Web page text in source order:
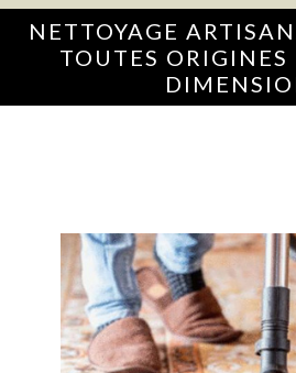
NETTOYAGE
TOUTES ORIGINES